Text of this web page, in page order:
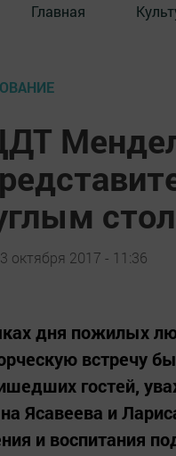
Главная
3 октября 2017 - 11:36
дня пожилых
встречу
гостей,
Ясавеева и
и воспитания